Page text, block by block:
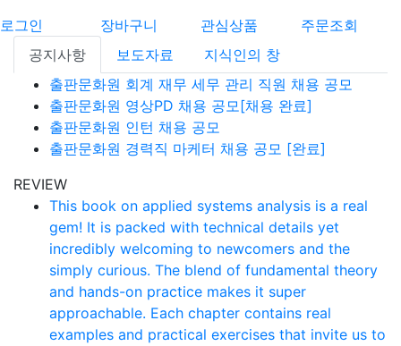
로그인 장바구니 관심상품
주문조회
공지사항
보도자료
지식인의 창
출판문화원 회계 재무 세무 관리 직원 채용 공모
출판문화원 영상PD 채용 공모[채용 완료]
출판문화원 인턴 채용 공모
출판문화원 경력직 마케터 채용 공모 [완료]
REVIEW
This book on applied systems analysis is a real
gem! It is packed with technical details yet
incredibly welcoming to newcomers and the
simply curious. The blend of fundamental theory
and hands-on practice makes it super
approachable. Each chapter contains real
examples and practical exercises that invite us to